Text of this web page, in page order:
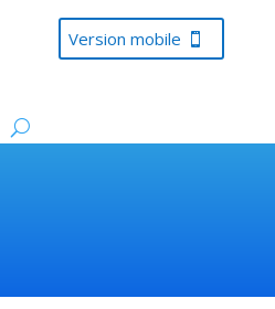
Version mobile